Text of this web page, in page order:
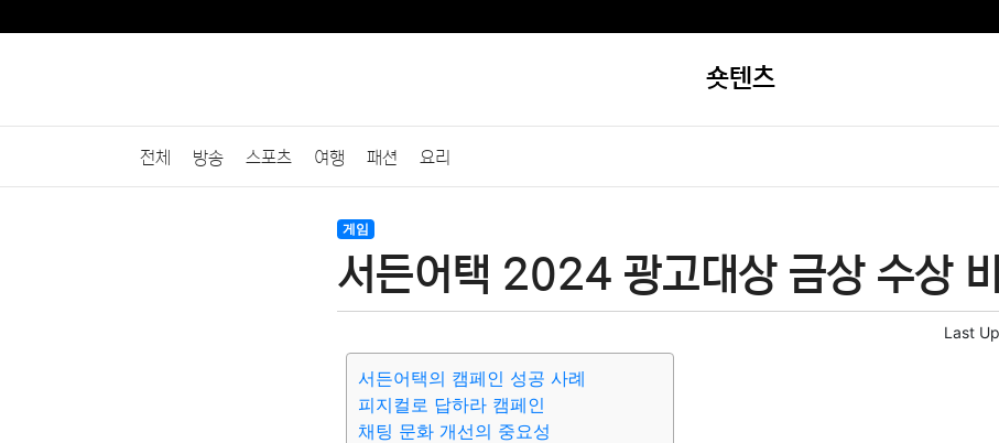
숏텐츠
전체 방송 스포츠 여행 패션 요리
게임
서든어택 2024 광고대상 금상 수상
Last
서든어택의 캠페인 성공 사례
피지컬로 답하라 캠페인
채팅 문화 개선의 중요성